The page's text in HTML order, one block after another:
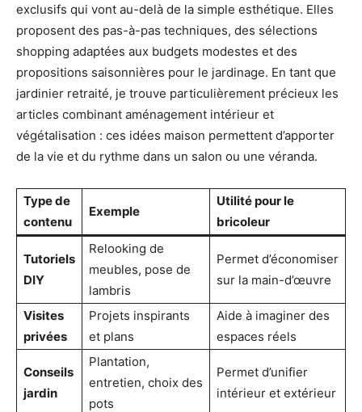
exclusifs qui vont au-delà de la simple esthétique. Elles
proposent des pas-à-pas techniques, des sélections
shopping adaptées aux budgets modestes et des
propositions saisonnières pour le jardinage. En tant que
jardinier retraité, je trouve particulièrement précieux les
articles combinant aménagement intérieur et
végétalisation : ces idées maison permettent d’apporter
de la vie et du rythme dans un salon ou une véranda.
Type de
contenu
Exemple
Utilité pour le
bricoleur
Tutoriels
DIY
Relooking de
meubles, pose de
lambris
Permet d’économiser
sur la main-d’œuvre
Visites
privées
Projets inspirants
et plans
Aide à imaginer des
espaces réels
Conseils
jardin
Plantation,
entretien, choix des
pots
Permet d’unifier
intérieur et extérieur